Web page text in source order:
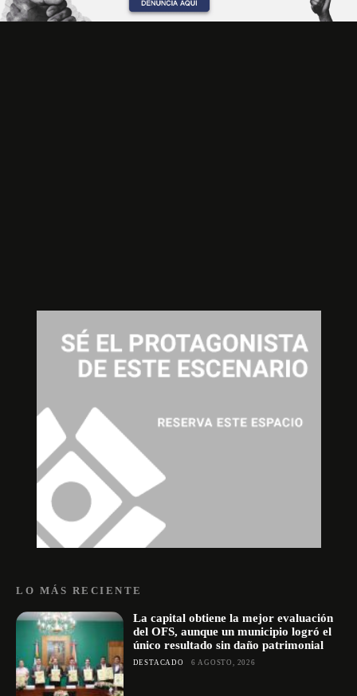
LO MÁS RECIENTE
La capital obtiene la mejor evaluación
del OFS, aunque un municipio logró el
único resultado sin daño patrimonial
DESTACADO 6 AGOSTO, 2026